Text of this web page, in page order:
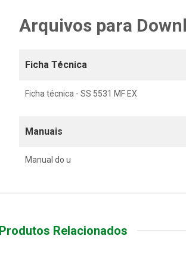
Arquivos para
Ficha Técnica
Ficha técnica - SS 5531 MF EX
Manuais
Manual do u
Produtos Relacionados